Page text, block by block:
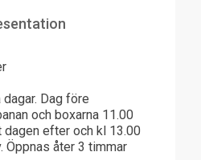
dagar. Dag före
och boxarna 11.00
efter och kl 13.00
Öppnas åter 3 timmar